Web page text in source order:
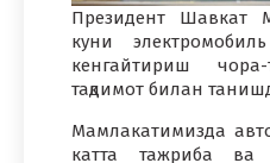
Президент Шавкат
куни
кенгайтириш
тақдимот билан
Мамлакатимизда
катта тажриба ва